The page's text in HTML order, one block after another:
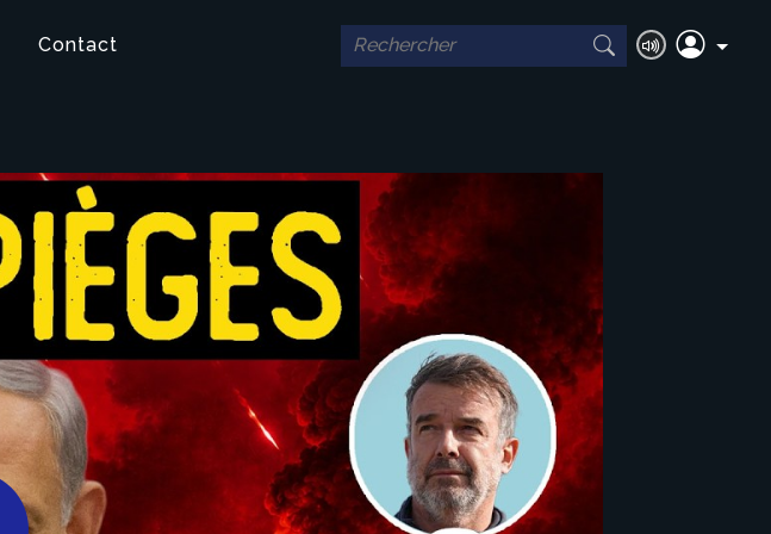
Contact